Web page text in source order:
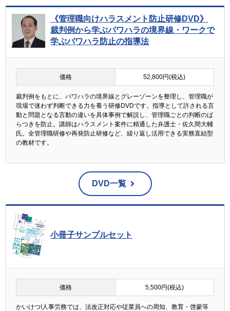
《管理職向けハラスメント防止研修DVD》
裁判例から学ぶパワハラの境界線・ワークで
学ぶパワハラ防止の指導法
価格 52,800円(税込)
裁判例をもとに、パワハラの境界線とグレーゾーンを整理し、管理職が
現場で迷わず判断できる力を養う研修DVDです。指導として許される言
動と問題となる言動の違いを具体事例で解説し、管理職ごとの判断のば
らつきを防止。講師はハラスメント案件に精通した弁護士・佐久間大輔
氏。全管理職研修や再発防止研修など、繰り返し活用できる実務直結型
の教材です。
DVD一覧
小冊子サンプルセット
価格 5,500円(税込)
かいけつ!人事労務では、法改正対応や従業員への周知、教育・啓蒙等